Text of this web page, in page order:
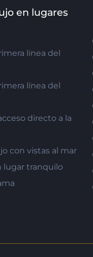
en lugares
línea del
línea del
directo a la
con vistas al mar
lugar tranquilo